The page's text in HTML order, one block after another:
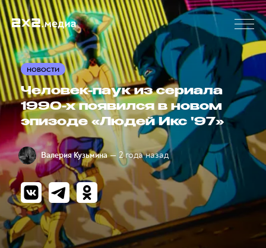
НОВОСТИ
Человек-паук из сериала
1990-х появился в новом
эпизоде «Людей Икс '97»
Валерия Кузьмина — 2 года назад